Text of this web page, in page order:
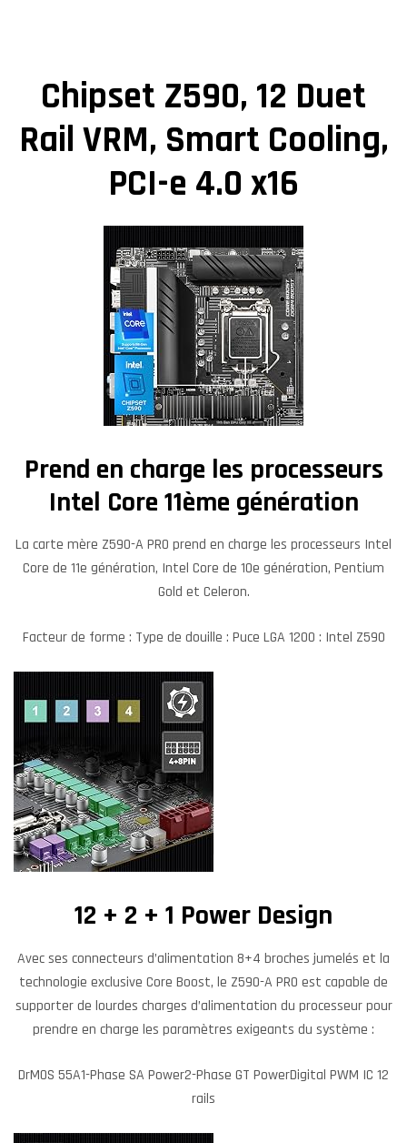
Chipset Z590, 12 Duet
Rail VRM, Smart Cooling,
PCI-e 4.0 x16
Prend en charge les processeurs
Intel Core 11ème génération
La carte mère Z590-A PRO prend en charge les processeurs Intel
Core de 11e génération, Intel Core de 10e génération, Pentium
Gold et Celeron.
Facteur de forme : Type de douille : Puce LGA 1200 : Intel Z590
12 + 2 + 1 Power Design
Avec ses connecteurs d’alimentation 8+4 broches jumelés et la
technologie exclusive Core Boost, le Z590-A PRO est capable de
supporter de lourdes charges d’alimentation du processeur pour
prendre en charge les paramètres exigeants du système :
DrMOS 55A1-Phase SA Power2-Phase GT PowerDigital PWM IC 12
rails